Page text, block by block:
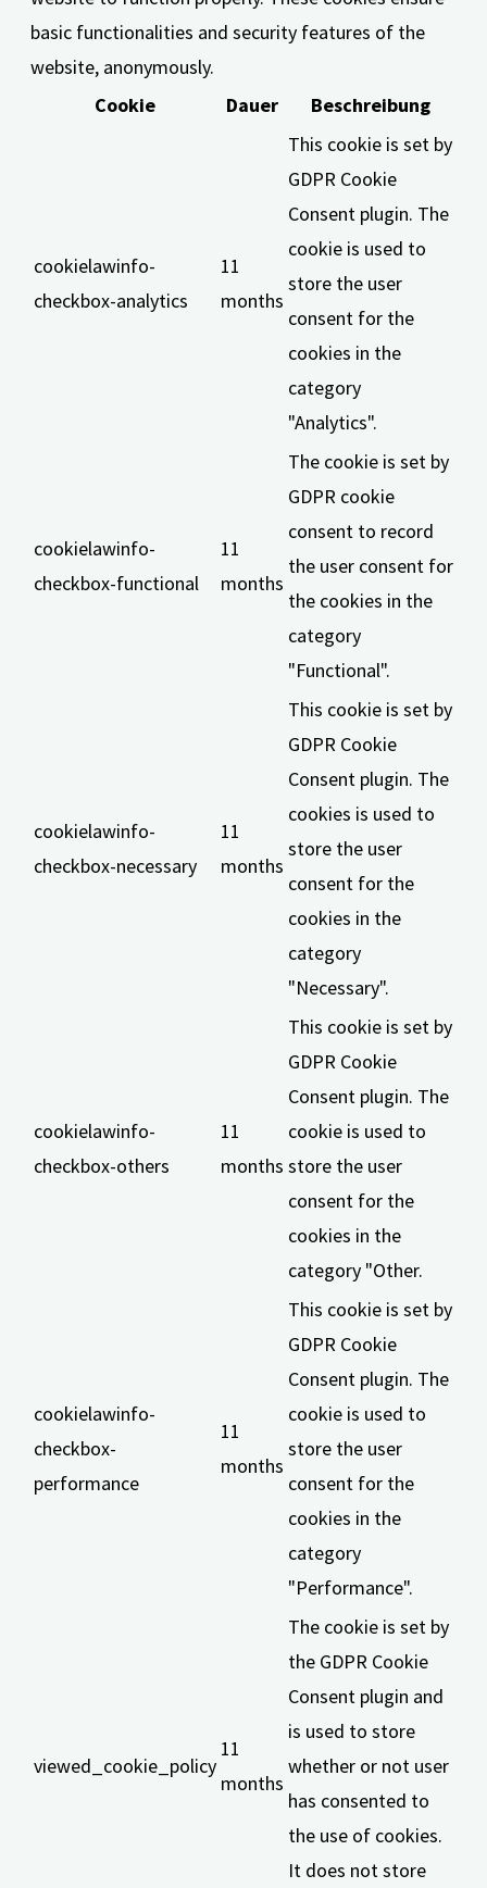
basic functionalities and security features of the
website, anonymously.
Cookie
Dauer Beschreibung
cookielawinfo-
checkbox-analytics
11
months
This cookie is set by
GDPR Cookie
Consent plugin. The
cookie is used to
store the user
consent for the
cookies in the
category
"Analytics".
cookielawinfo-
checkbox-functional
11
months
The cookie is set by
GDPR cookie
consent to record
the user consent for
the cookies in the
category
"Functional".
cookielawinfo-
checkbox-necessary
11
months
This cookie is set by
GDPR Cookie
Consent plugin. The
cookies is used to
store the user
consent for the
cookies in the
category
"Necessary".
cookielawinfo-
checkbox-others
11
months
This cookie is set by
GDPR Cookie
Consent plugin. The
cookie is used to
store the user
consent for the
cookies in the
category "Other.
cookielawinfo-
checkbox-
performance
11
months
This cookie is set by
GDPR Cookie
Consent plugin. The
cookie is used to
store the user
consent for the
cookies in the
category
"Performance".
viewed_cookie_policy
11
months
The cookie is set by
the GDPR Cookie
Consent plugin and
is used to store
whether or not user
has consented to
the use of cookies.
It does not store